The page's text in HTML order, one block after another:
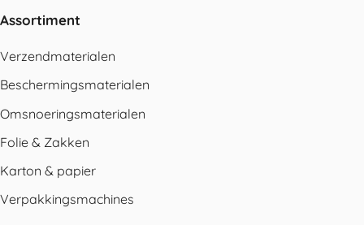
Assortiment
Verzendmaterialen
Beschermingsmaterialen
Omsnoeringsmaterialen
Folie & Zakken
Karton & papier
Verpakkingsmachines